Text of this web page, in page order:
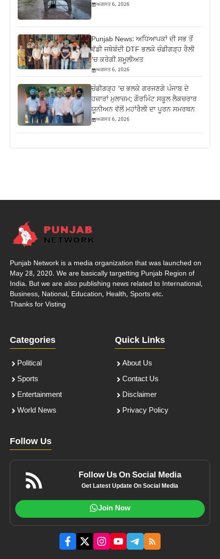
ਅਗਸਤ 6, 2026
Punjab News: ਅਧਿਆਪਕਾਂ ਦੀ ਸਭ ਤੋਂ
ਵੱਡੀ ਜਥੇਬੰਦੀ DTF ਭਲਕੇ ਚੰਡੀਗੜ੍ਹ ਰੈਲੀ
‘ਚ ਕਰੇਗੀ ਸ਼ਮੂਲੀਅਤ
ਅਗਸਤ 6, 2026
ਚੰਡੀਗੜ੍ਹ ‘ਚ ਭਲਕੇ ਗਰਜਣਗੇ ਪੰਜਾਬ ਦੇ
ਹਜ਼ਾਰਾਂ ਮੁਲਾਜ਼ਮ; ਗੌਰਮਿੰਟ ਸਕੂਲ ਲੈਕਚਰਾਰ
ਯੂਨੀਅਨ ਵੱਲੋਂ ਮਹਾਂਰੈਲੀ ਦਾ ਪੂਰਨ ਸਮਰਥਨ
ਅਗਸਤ 6, 2026
Punjab Network is a media organization that was launched on
May 28, 2020. We are basically targetting Punjab Region of
India. But we are also publishing news related to International,
Business, National, Education, Health, Sports etc.
Thanks for Visting
Categories
Political
Sports
Entertainment
World News
Quick Links
About Us
Contact Us
Disclaimer
Privacy Policy
Follow Us
Follow Us On Social Media
Get Latest Update On Social Media
Join Now